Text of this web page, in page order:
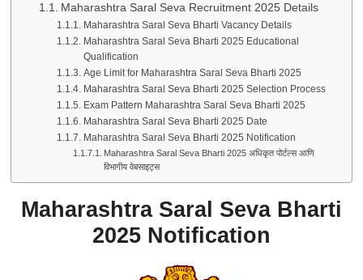
Maharashtra Saral Seva Recruitment 2025 Details
Maharashtra Saral Seva Bharti Vacancy Details
Maharashtra Saral Seva Bharti 2025 Educational
Qualification
Age Limit for Maharashtra Saral Seva Bharti 2025
Maharashtra Saral Seva Bharti 2025 Selection Process
Exam Pattern Maharashtra Saral Seva Bharti 2025
Maharashtra Saral Seva Bharti 2025 Date
Maharashtra Saral Seva Bharti 2025 Notification
Maharashtra Saral Seva Bharti 2025 अधिकृत पोर्टल्स आणि
विभागीय वेबसाइट्स
Maharashtra Saral Seva Bharti
2025 Notification